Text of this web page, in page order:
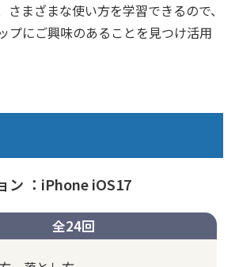
さまざまな使い方を学習できるので、
プにご興味のあることを見つけ活用
ン ：iPhone iOS17
全24回